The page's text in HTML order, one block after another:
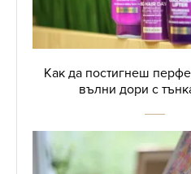
Как да постигнеш
вълни дори с